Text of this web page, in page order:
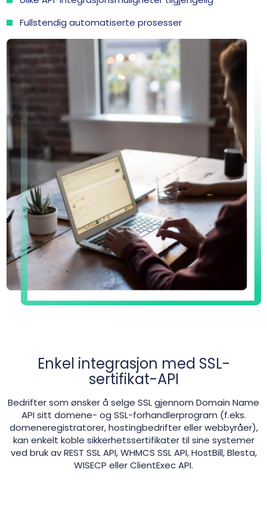
Fullstendig automatiserte prosesser
Enkel integrasjon med SSL-
sertifikat-API
Bedrifter som ønsker å selge SSL gjennom Domain Name
API sitt domene- og SSL-forhandlerprogram (f.eks.
domeneregistratorer, hostingbedrifter eller webbyråer),
kan enkelt koble sikkerhetssertifikater til sine systemer
ved bruk av REST SSL API, WHMCS SSL API, HostBill, Blesta,
WISECP eller ClientExec API.